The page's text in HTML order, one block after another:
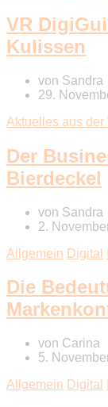
VR
Kulissen
von Sandra
29.
Aktuelles aus der
Der
Bierdeckel
von Sandra
2.
Allgemein Digital
Die
von Carina
5.
Allgemein Digital